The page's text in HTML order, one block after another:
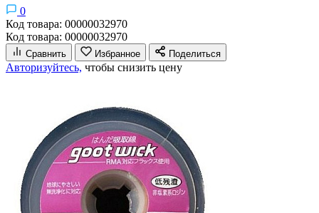
0
Код товара: 00000032970
Код товара: 00000032970
Сравнить Избранное Поделиться
Авторизуйтесь, чтобы снизить цену